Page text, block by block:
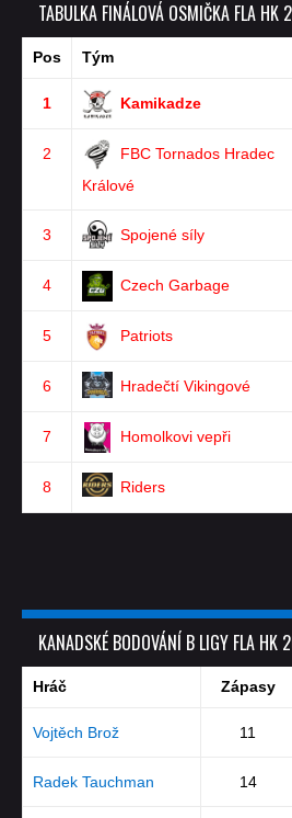
TABULKA FINÁLOVÁ OSMIČKA FLA
Pos Tým
1 Kamikadze
2
FBC Tornados Hradec
Králové
3 Spojené síly
4 Czech Garbage
5 Patriots
6 Hradečtí Vikingové
7 Homolkovi vepři
8 Riders
KANADSKÉ BODOVÁNÍ B LIGY FLA
Hráč Zápasy
Vojtěch Brož 11
Radek Tauchman 14